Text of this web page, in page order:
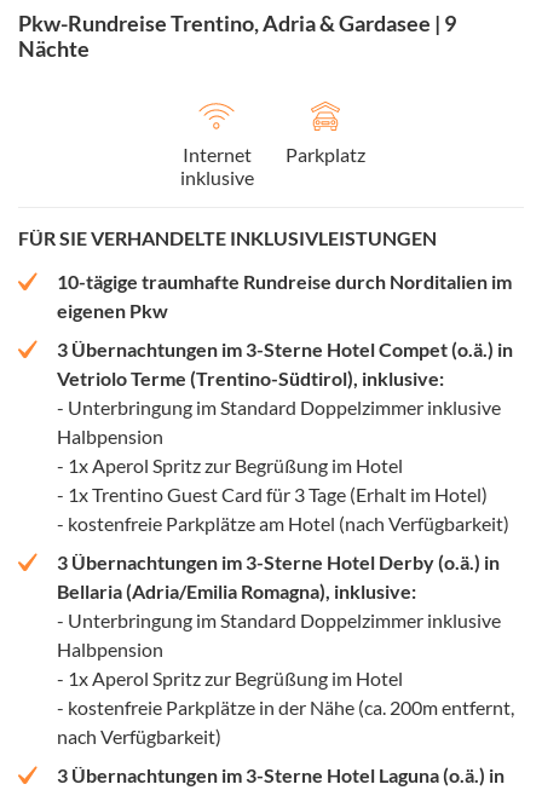
Pkw-Rundreise Trentino, Adria & Gardasee | 9
Nächte
Internet
inklusive
Parkplatz
FÜR SIE VERHANDELTE INKLUSIVLEISTUNGEN
10-tägige traumhafte Rundreise durch Norditalien im
eigenen Pkw
3 Übernachtungen im 3-Sterne Hotel Compet (o.ä.) in
Vetriolo Terme (Trentino-Südtirol), inklusive:
- Unterbringung im Standard Doppelzimmer inklusive
Halbpension
- 1x Aperol Spritz zur Begrüßung im Hotel
- 1x Trentino Guest Card für 3 Tage (Erhalt im Hotel)
- kostenfreie Parkplätze am Hotel (nach Verfügbarkeit)
3 Übernachtungen im 3-Sterne Hotel Derby (o.ä.) in
Bellaria (Adria/Emilia Romagna), inklusive:
- Unterbringung im Standard Doppelzimmer inklusive
Halbpension
- 1x Aperol Spritz zur Begrüßung im Hotel
- kostenfreie Parkplätze in der Nähe (ca. 200m entfernt,
nach Verfügbarkeit)
3 Übernachtungen im 3-Sterne Hotel Laguna (o.ä.) in